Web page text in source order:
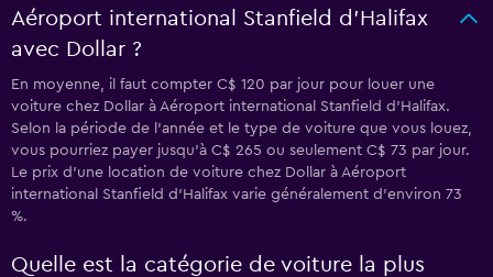
Aéroport international Stanfield d'Halifax
avec Dollar ?
En moyenne, il faut compter C$ 120 par jour pour louer une
voiture chez Dollar à Aéroport international Stanfield d'Halifax.
Selon la période de l'année et le type de voiture que vous louez,
vous pourriez payer jusqu'à C$ 265 ou seulement C$ 73 par jour.
Le prix d'une location de voiture chez Dollar à Aéroport
international Stanfield d'Halifax varie généralement d'environ 73
%.
Quelle est la catégorie de voiture la plus